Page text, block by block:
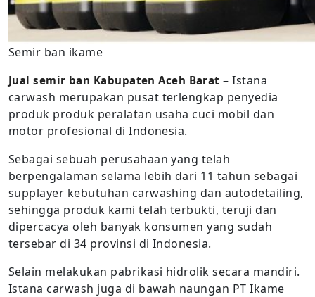
Semir ban ikame
Jual semir ban Kabupaten Aceh Barat – Istana
carwash merupakan pusat terlengkap penyedia
produk produk peralatan usaha cuci mobil dan
motor profesional di Indonesia.
Sebagai sebuah perusahaan yang telah
berpengalaman selama lebih dari 11 tahun sebagai
supplayer kebutuhan carwashing dan autodetailing,
sehingga produk kami telah terbukti, teruji dan
dipercacya oleh banyak konsumen yang sudah
tersebar di 34 provinsi di Indonesia.
Selain melakukan pabrikasi hidrolik secara mandiri.
Istana carwash juga di bawah naungan PT Ikame